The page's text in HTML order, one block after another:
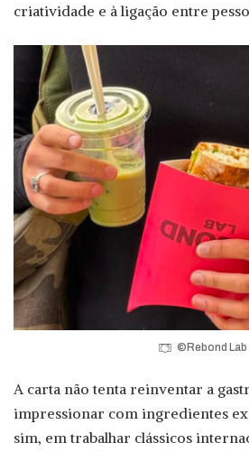
criatividade e à ligação entre
©Rebond Lab
A carta não tenta reinventar a
impressionar com ingredientes
sim, em trabalhar clássicos